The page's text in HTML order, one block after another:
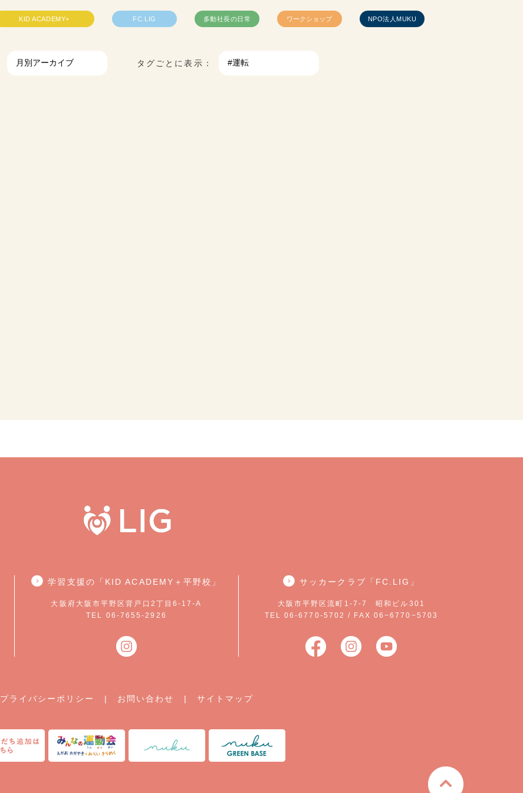
KID ACADEMY+ FC.LIG 多動社長の日常 ワークショップ NPO法人MUKU
タグごとに表示：
学習支援の「KID ACADEMY＋平野校」
大阪府大阪市平野区背戸口2丁目6-17-A
TEL 06-7655-2926
サッカークラブ「FC.LIG」
大阪市平野区流町1-7-7 昭和ビル301
TEL 06-6770-5702 / FAX 06−6770−5703
プライバシーポリシー | お問い合わせ | サイトマップ